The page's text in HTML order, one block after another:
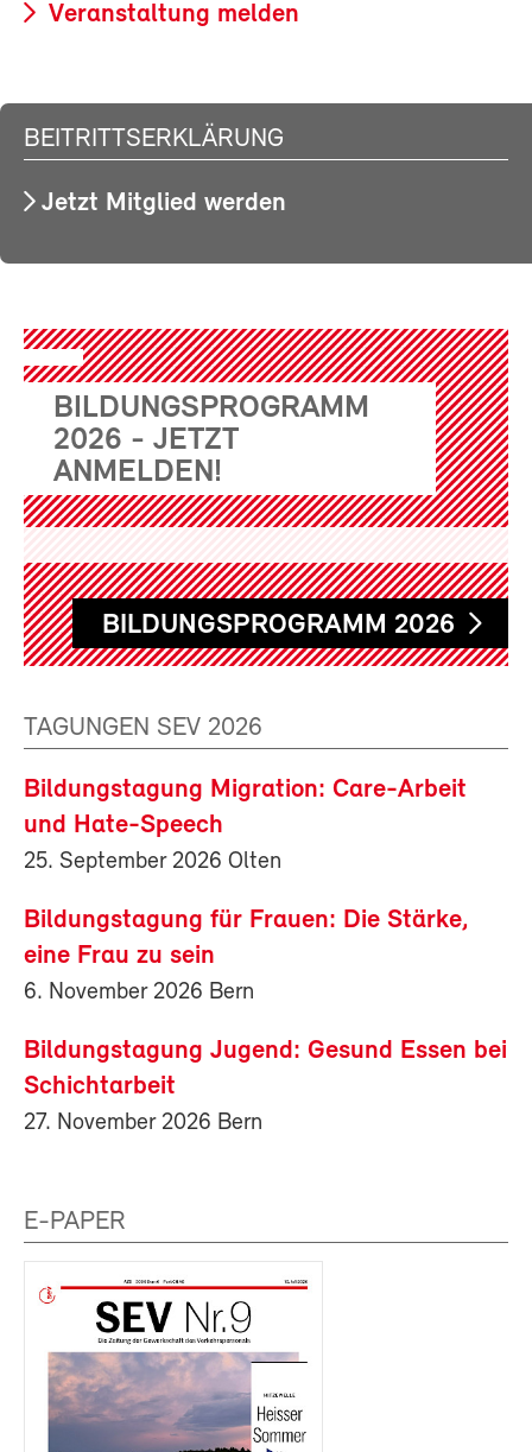
Veranstaltung melden
BEITRITTSERKLÄRUNG
Jetzt Mitglied werden
BILDUNGSPROGRAMM
2026 - JETZT
ANMELDEN!
BILDUNGSPROGRAMM 2026
TAGUNGEN SEV 2026
Bildungstagung Migration: Care-Arbeit
und Hate-Speech
25. September 2026 Olten
Bildungstagung für Frauen: Die Stärke,
eine Frau zu sein
6. November 2026 Bern
Bildungstagung Jugend: Gesund Essen bei
Schichtarbeit
27. November 2026 Bern
E-PAPER